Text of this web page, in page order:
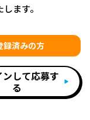
ます。
録済みの方
ンして応募す
る